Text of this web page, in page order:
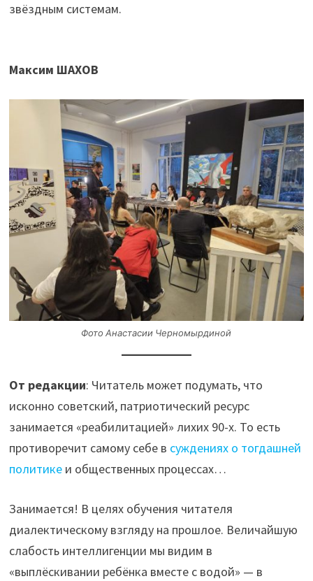
звёздным системам.
Максим ШАХОВ
Фото Анастасии Черномырдиной
От редакции: Читатель может подумать, что
исконно советский, патриотический ресурс
занимается «реабилитацией» лихих 90-х. То есть
противоречит самому себе в суждениях о тогдашней
политикеи общественных процессах…
Занимается! В целях обучения читателя
диалектическому взгляду на прошлое. Величайшую
слабость интеллигенции мы видим в
«выплёскивании ребёнка вместе с водой» — в